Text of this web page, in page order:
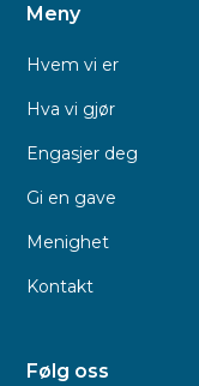
Meny
Hvem vi er
Hva vi gjør
Engasjer deg
Gi en gave
Menighet
Kontakt
Følg oss